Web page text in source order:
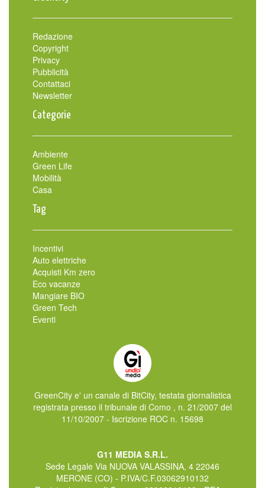
Redazione
Copyright
Privacy
Pubblicità
Contattaci
Newsletter
Categorie
Ambiente
Green Life
Mobilità
Casa
Tag
Incentivi
Auto elettriche
Acquisti Km zero
Eco vacanze
Mangiare BIO
Green Tech
Eventi
GreenCity e' un canale di BitCity, testata giornalistica
registrata presso il tribunale di Como , n. 21/2007 del
11/10/2007 - Iscrizione ROC n. 15698
G11 MEDIA S.R.L.
Sede Legale Via NUOVA VALASSINA, 4 22046
MERONE (CO) - P.IVA/C.F.03062910132